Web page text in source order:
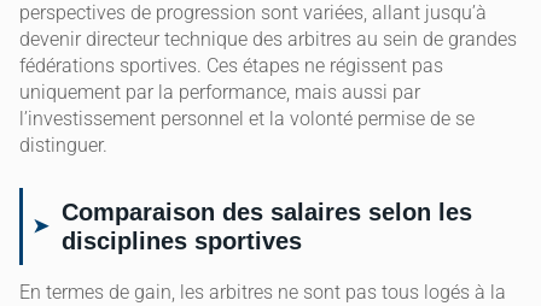
perspectives de progression sont variées, allant jusqu’à
devenir directeur technique des arbitres au sein de grandes
fédérations sportives. Ces étapes ne régissent pas
uniquement par la performance, mais aussi par
l’investissement personnel et la volonté permise de se
distinguer.
Comparaison des salaires selon les
disciplines sportives
En termes de gain, les arbitres ne sont pas tous logés à la